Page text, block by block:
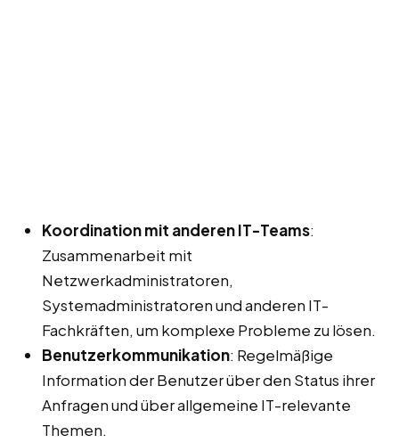
Koordination mit anderen IT-Teams:
Zusammenarbeit mit
Netzwerkadministratoren,
Systemadministratoren und anderen IT-
Fachkräften, um komplexe Probleme zu lösen.
Benutzerkommunikation: Regelmäßige
Information der Benutzer über den Status ihrer
Anfragen und über allgemeine IT-relevante
Themen.